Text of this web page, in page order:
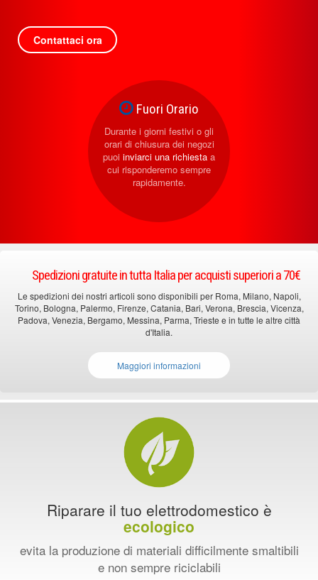
Contattaci ora
Fuori Orario
Durante i giorni festivi o gli
orari di chiusura dei negozi
puoi inviarci una richiesta a
cui risponderemo sempre
rapidamente.
Spedizioni gratuite in tutta Italia per acquisti superiori a 70€
Le spedizioni dei nostri articoli sono disponibili per Roma, Milano, Napoli,
Torino, Bologna, Palermo, Firenze, Catania, Bari, Verona, Brescia, Vicenza,
Padova, Venezia, Bergamo, Messina, Parma, Trieste e in tutte le altre città
d'Italia.
Maggiori informazioni
Riparare il tuo elettrodomestico è
ecologico
evita la produzione di materiali difficilmente smaltibili
e non sempre riciclabili